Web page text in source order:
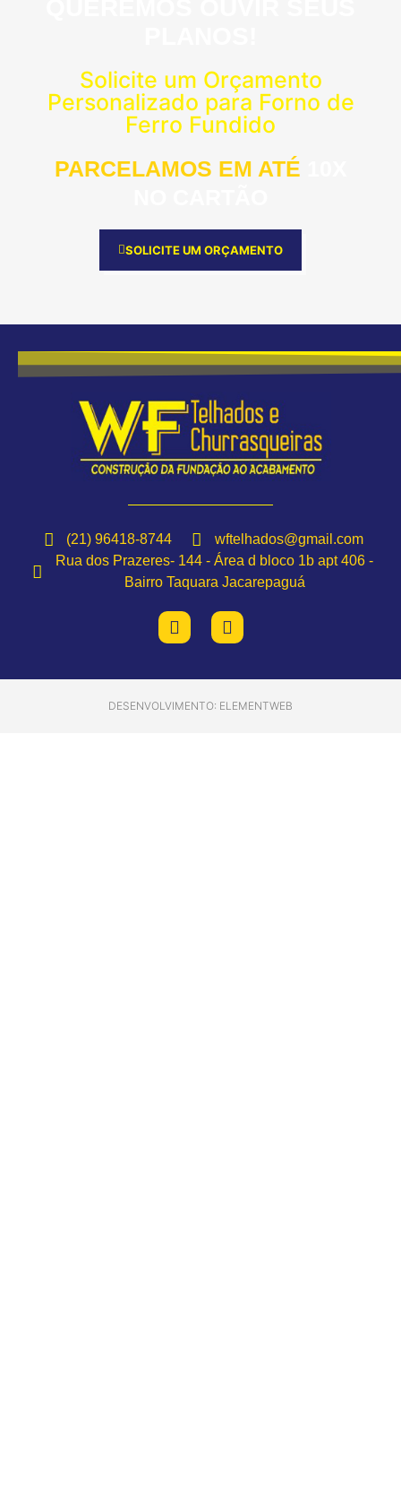
Solicite um Orçamento
Personalizado para Forno de
Ferro Fundido
PARCELAMOS EM ATÉ
SOLICITE UM ORÇAMENTO
(21) 96418-8744
wftelhados@gmail.com
Rua dos Prazeres- 144 - Área d bloco 1b apt 406 -
Bairro Taquara Jacarepaguá
DESENVOLVIMENTO: ELEMENTWEB